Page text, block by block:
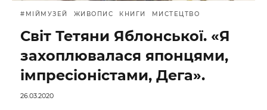
#МІЙМУЗЕЙ ЖИВОПИС КНИГИ МИСТЕЦТВО
Світ Тетяни Яблонської. «Я
захоплювалася японцями,
імпресіоністами, Дега».
26.03.2020